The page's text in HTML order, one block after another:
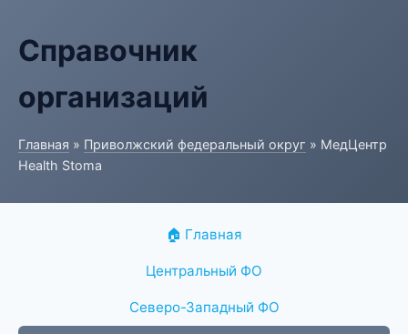
Справочник
организаций
Главная » Приволжский федеральный округ » МедЦентр
Health Stoma
🏠 Главная
Центральный ФО
Северо-Западный ФО